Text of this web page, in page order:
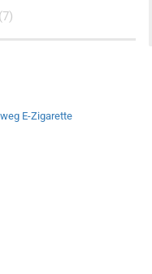
E-Zigarette